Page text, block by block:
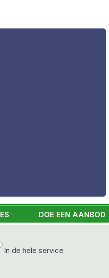
DOE EEN AANBOD
In de hele service